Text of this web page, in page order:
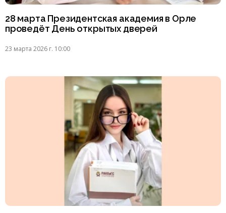
28 марта Президентская академия в Орле
проведёт День открытых дверей
23 марта 2026 г. 10:00